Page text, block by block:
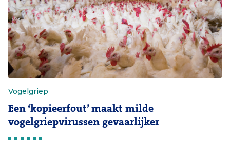
Vogelgriep
Een ‘kopieerfout’ maakt milde
vogelgriepvirussen gevaarlijker